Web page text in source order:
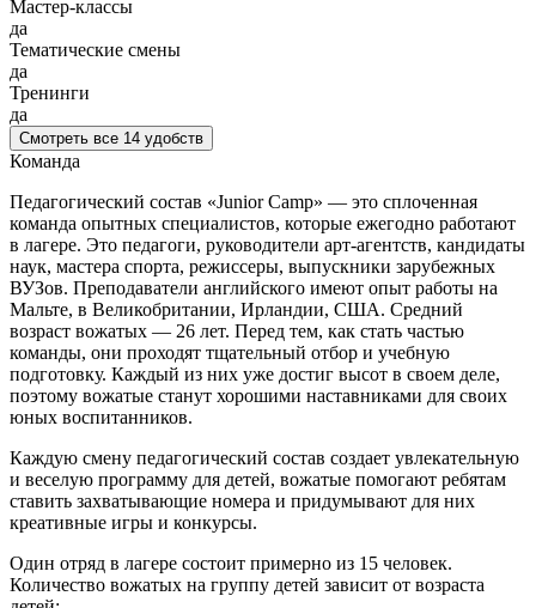
Мастер-классы
да
Тематические смены
да
Тренинги
да
Смотреть все 14 удобств
Команда
Педагогический состав «Junior Camp» — это сплоченная
команда опытных специалистов, которые ежегодно работают
в лагере. Это педагоги, руководители арт-агентств, кандидаты
наук, мастера спорта, режиссеры, выпускники зарубежных
ВУЗов. Преподаватели английского имеют опыт работы на
Мальте, в Великобритании, Ирландии, США. Средний
возраст вожатых — 26 лет. Перед тем, как стать частью
команды, они проходят тщательный отбор и учебную
подготовку. Каждый из них уже достиг высот в своем деле,
поэтому вожатые станут хорошими наставниками для своих
юных воспитанников.
Каждую смену педагогический состав создает увлекательную
и веселую программу для детей, вожатые помогают ребятам
ставить захватывающие номера и придумывают для них
креативные игры и конкурсы.
Один отряд в лагере состоит примерно из 15 человек.
Количество вожатых на группу детей зависит от возраста